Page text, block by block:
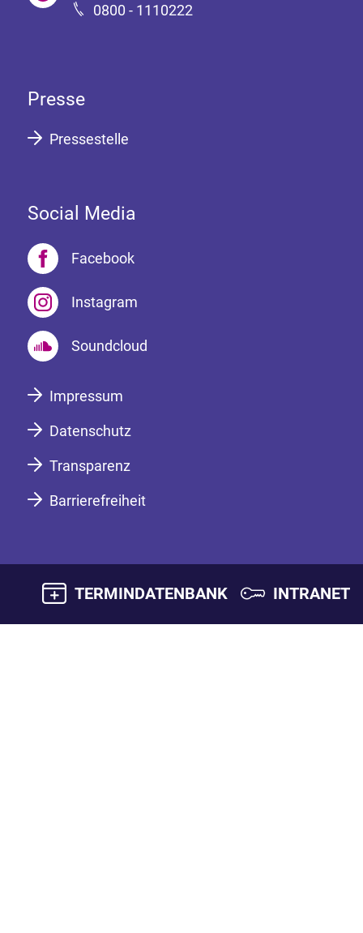
0800 - 1110222
Presse
Pressestelle
Social Media
Facebook
Instagram
Soundcloud
Impressum
Datenschutz
Transparenz
Barrierefreiheit
TERMINDATENBANK INTRANET